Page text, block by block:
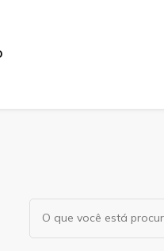
Procurando
algo?